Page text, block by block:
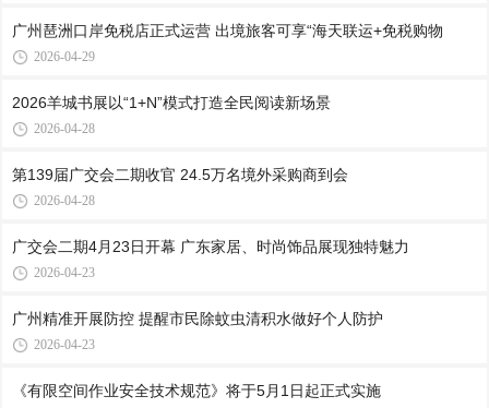
广州琶洲口岸免税店正式运营 出境旅客可享“海天联运+免税购物
2026-04-29
2026羊城书展以“1+N”模式打造全民阅读新场景
2026-04-28
第139届广交会二期收官 24.5万名境外采购商到会
2026-04-28
广交会二期4月23日开幕 广东家居、时尚饰品展现独特魅力
2026-04-23
广州精准开展防控 提醒市民除蚊虫清积水做好个人防护
2026-04-23
《有限空间作业安全技术规范》将于5月1日起正式实施